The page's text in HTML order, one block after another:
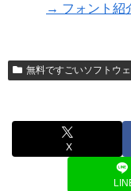
→ フォント紹
無料ですごいソフトウ
X